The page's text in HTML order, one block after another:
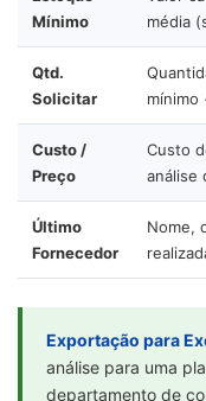
Mínimo
média
Qtd.
Solicitar
Custo /
Preço
Custo
análise
Último
Fornecedor
Nome,
Exportação para
análise para uma
departamento de